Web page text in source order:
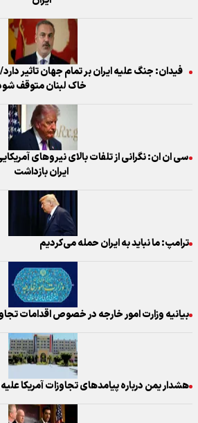
فیدان: جنگ علیه ایران بر تمام جهان تاثیر
خاک لبنان متوقف
سی ان ان: نگرانی از تلفات بالای نیروهای
ایران بازداشت
ترامپ: ما نباید به ایران حمله می‌کردیم
بیانیه وزارت امور خارجه در خصوص اقدامات
هشدار یمن درباره پیامدهای تجاوزات آمریکا علیه